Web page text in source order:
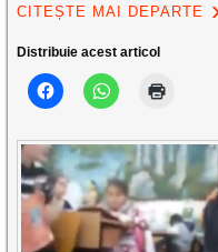
CITEȘTE MAI DEPARTE
Distribuie acest articol